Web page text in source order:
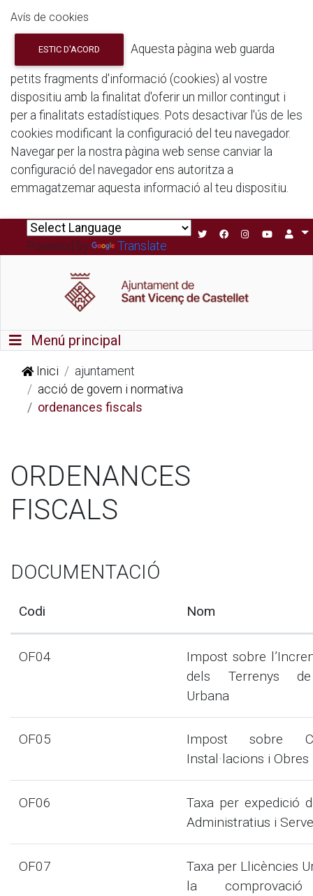
Avís de cookies
ESTIC D'ACORD Aquesta pàgina web guarda
petits fragments d'informació (cookies) al vostre
dispositiu amb la finalitat d'oferir un millor contingut i
per a finalitats estadístiques. Pots desactivar l'ús de les
cookies modificant la configuració del teu navegador.
Navegar per la nostra pàgina web sense canviar la
configuració del navegador ens autoritza a
emmagatzemar aquesta informació al teu dispositiu.
Powered by Translate
Commutador de navegació
Menú principal
Inici
ajuntament
acció de govern i normativa
ordenances fiscals
ORDENANCES
FISCALS
DOCUMENTACIÓ
Codi Nom
OF04
Impost sobre
dels Terrenys
Urbana
OF05
Impost sobre
Instal·lacions i Obres
OF06
Taxa per expedició
Administratius i
OF07
Taxa per Llicències
la comprovació